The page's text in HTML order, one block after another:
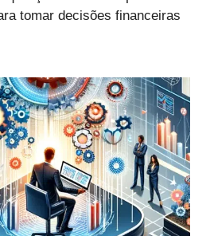
tomar decisões financeiras